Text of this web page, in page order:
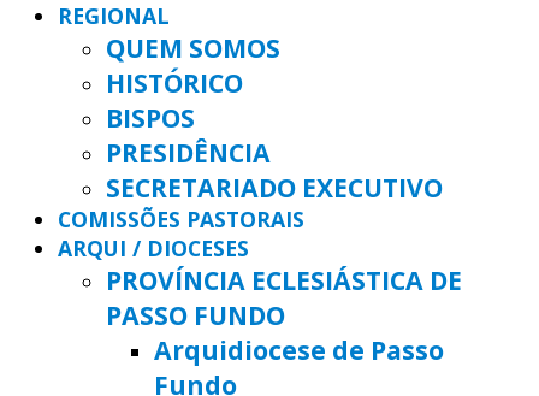
REGIONAL
QUEM SOMOS
HISTÓRICO
BISPOS
PRESIDÊNCIA
SECRETARIADO EXECUTIVO
COMISSÕES PASTORAIS
ARQUI / DIOCESES
PROVÍNCIA ECLESIÁSTICA DE
PASSO FUNDO
Arquidiocese de Passo
Fundo